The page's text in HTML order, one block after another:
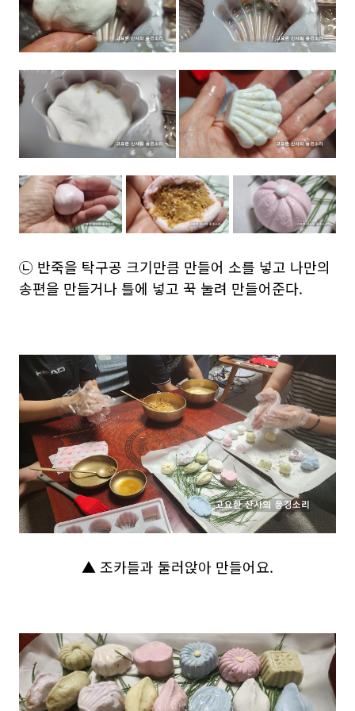
㉡ 반죽을 탁구공 크기만큼 만들어 소를 넣고 나만의
송편을 만들거나 틀에 넣고 꾹 눌려 만들어준다.
▲ 조카들과 둘러앉아 만들어요.